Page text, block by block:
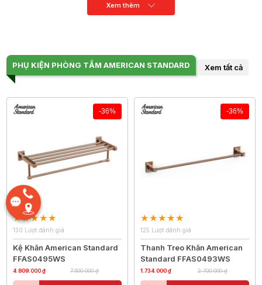
Xem thêm
PHỤ KIỆN PHÒNG TẮM AMERICAN STANDARD Xem tất cả
-36%
130 Lượt đánh giá
Kệ Khăn American Standard
FFAS0495WS
4.809.000 ₫ 7.500.000 ₫
-36%
125 Lượt đánh giá
Thanh Treo Khăn American
Standard FFAS0493WS
1.734.000 ₫ 2.700.000 ₫